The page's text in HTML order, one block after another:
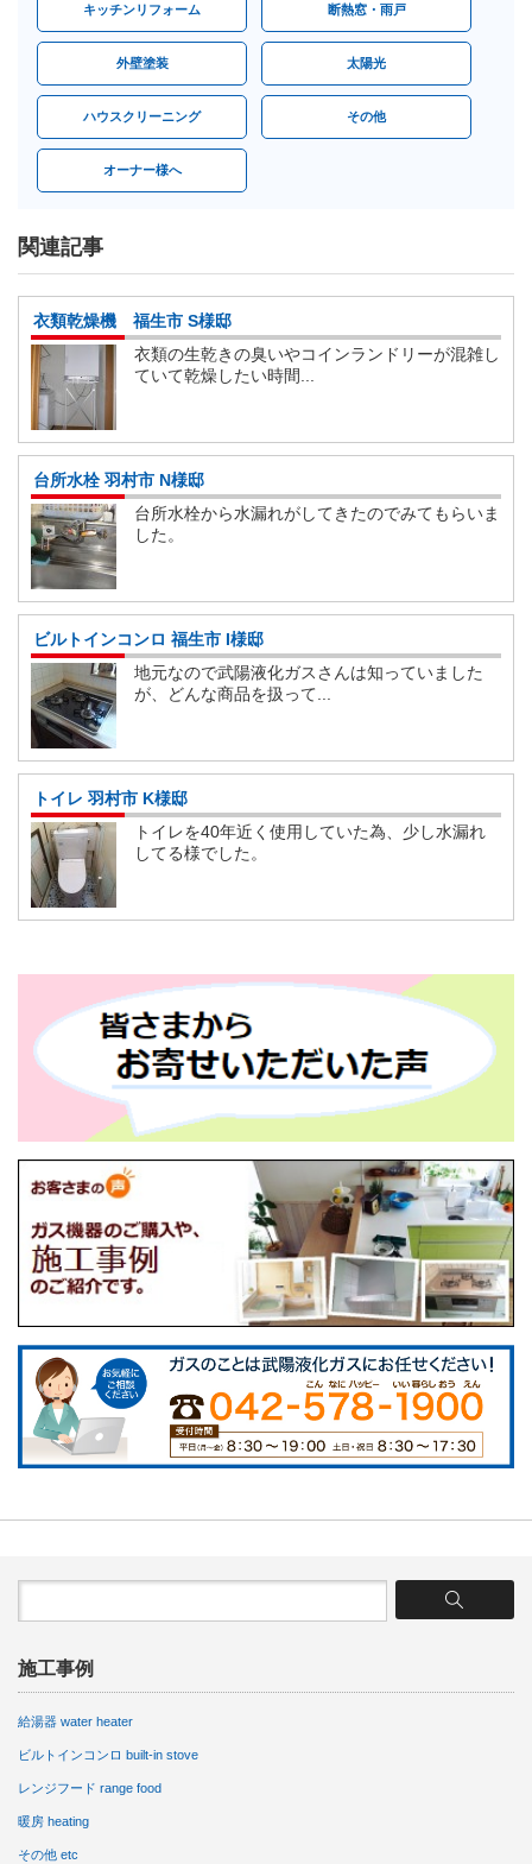
キッチンリフォーム 断熱窓・雨戸
外壁塗装 太陽光
ハウスクリーニング その他
オーナー様へ
関連記事
衣類乾燥機 福生市 S様邸
衣類の生乾きの臭いやコインランドリーが混雑し
ていて乾燥したい時間...
台所水栓 羽村市 N様邸
台所水栓から水漏れがしてきたのでみてもらいま
した。
ビルトインコンロ 福生市 I様邸
地元なので武陽液化ガスさんは知っていました
が、どんな商品を扱って...
トイレ 羽村市 K様邸
トイレを40年近く使用していた為、少し水漏れ
してる様でした。
施工事例
給湯器 water heater
ビルトインコンロ built-in stove
レンジフード range food
暖房 heating
その他 etc